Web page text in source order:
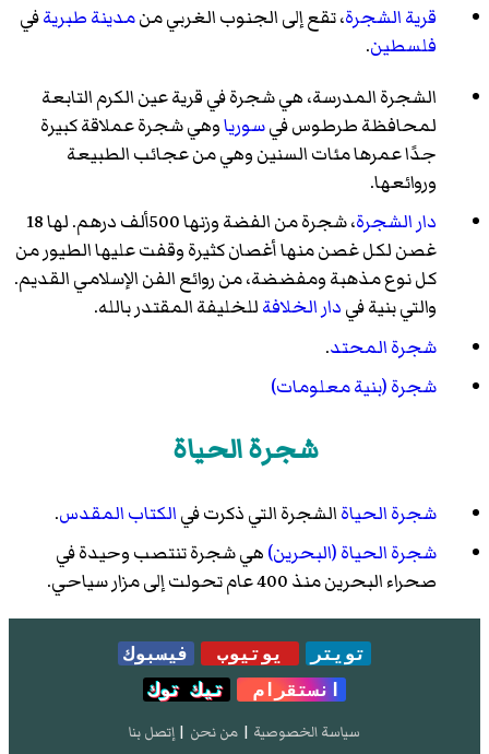
قرية الشجرة، تقع إلى الجنوب الغربي منمدينة طبريةفي
فلسطين.
الشجرة المدرسة، هي شجرة في قرية عين الكرم التابعة
لمحافظة طرطوس فيسورياوهي شجرة عملاقة كبيرة
جدًا عمرها مئات السنين وهي من عجائب الطبيعة
وروائعها.
دار الشجرة
، شجرة من الفضة وزنها 500ألف درهم. لها 18
غصن لكل غصن منها أغصان كثيرة وقفت عليها الطيور من
كل نوع مذهبة ومفضضة، من روائع الفن الإسلامي القديم.
والتي بنية فيدار الخلافةللخليفة المقتدر بالله.
شجرة المحتد.
شجرة (بنية معلومات)
شجرة الحياة
شجرة الحياةالشجرة التي ذكرت فيالكتاب المقدس.
شجرة الحياة (البحرين)هي شجرة تنتصب وحيدة في
صحراء البحرين منذ 400 عام تحولت إلى مزار سياحي.
تويتر يوتيوب
فيسبوك
انستقرام
تيك توك
سياسة الخصوصية | من نحن | إتصل بنا